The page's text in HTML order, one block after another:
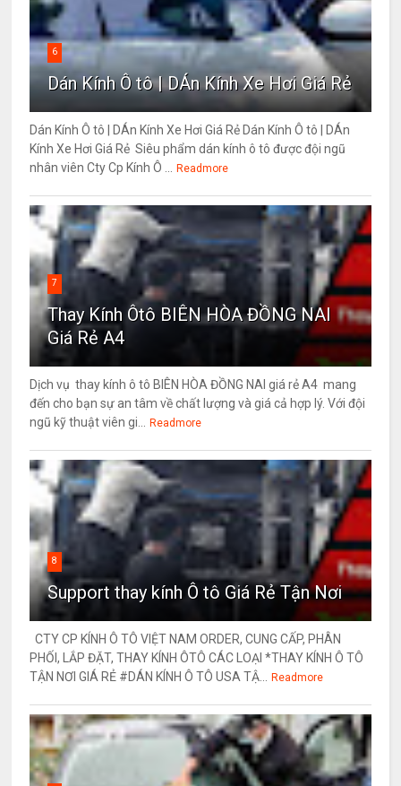
6
Dán Kính Ô tô | DÁn Kính Xe Hơi Giá Rẻ
Dán Kính Ô tô | DÁn Kính Xe Hơi Giá Rẻ Dán Kính Ô tô | DÁn
Kính Xe Hơi Giá Rẻ Siêu phẩm dán kính ô tô được đội ngũ
nhân viên Cty Cp Kính Ô ...
Readmore
7
Thay Kính Ôtô BIÊN HÒA ĐỒNG NAI
Giá Rẻ A4
Dịch vụ thay kính ô tô BIÊN HÒA ĐỒNG NAI giá rẻ A4 mang
đến cho bạn sự an tâm về chất lượng và giá cả hợp lý. Với đội
ngũ kỹ thuật viên gi...
Readmore
8
Support thay kính Ô tô Giá Rẻ Tận Nơi
CTY CP KÍNH Ô TÔ VIỆT NAM ORDER, CUNG CẤP, PHÂN
PHỐI, LẮP ĐẶT, THAY KÍNH ÔTÔ CÁC LOẠI *THAY KÍNH Ô TÔ
TẬN NƠI GIÁ RẺ #DÁN KÍNH Ô TÔ USA TẬ...
Readmore